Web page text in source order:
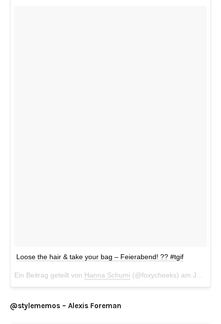
Loose the hair & take your bag – Feierabend! ?? #tgif
Ein Beitrag geteilt von Hanna Schumi (@foxycheeks) am Jun 30, 2017 um 7:54 PDT
@stylememos – Alexis Foreman